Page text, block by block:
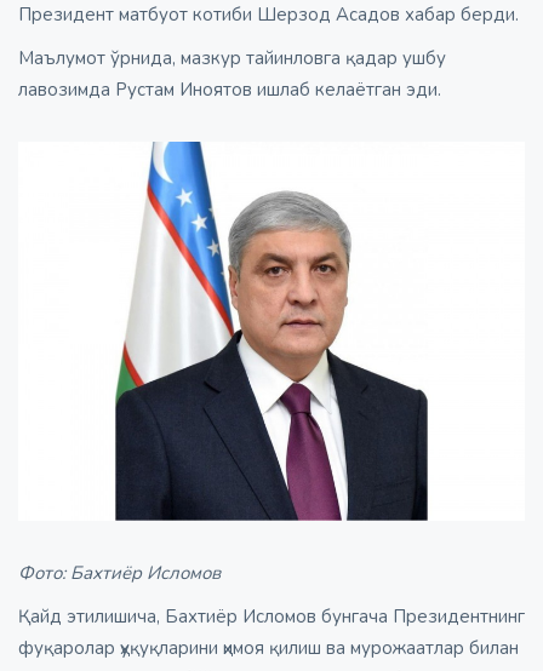
Президент матбуот котиби Шерзод Асадов хабар берди.
Маълумот ўрнида, мазкур тайинловга қадар ушбу
лавозимда Рустам Иноятов ишлаб келаётган эди.
Фото: Бахтиёр Исломов
Қайд этилишича, Бахтиёр Исломов бунгача Президентнинг
фуқаролар ҳуқуқларини ҳимоя қилиш ва мурожаатлар билан